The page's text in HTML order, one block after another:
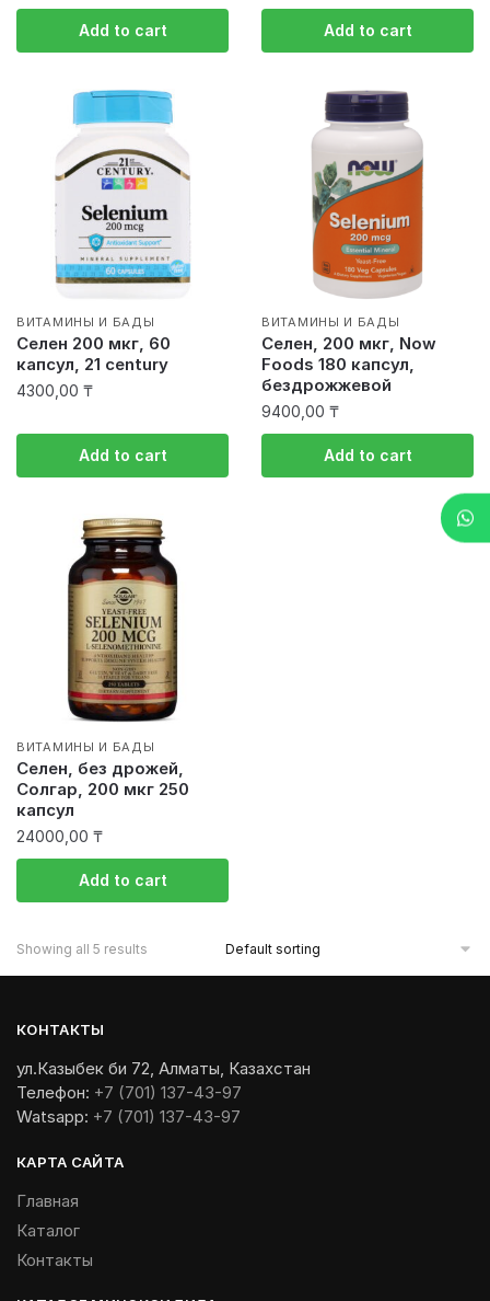
Add to cart Add to cart
ВИТАМИНЫ И БАДЫ
Селен 200 мкг, 60
капсул, 21 century
4300,00 ₸
Add to cart
ВИТАМИНЫ И БАДЫ
Селен, 200 мкг, Now
Foods 180 капсул,
бездрожжевой
9400,00 ₸
Add to cart
ВИТАМИНЫ И БАДЫ
Селен, без дрожей,
Солгар, 200 мкг 250
капсул
24000,00 ₸
Add to cart
Showing all 5 results
КОНТАКТЫ
ул.Казыбек би 72, Алматы, Казахстан
Телефон: +7 (701) 137-43-97
Watsapp: +7 (701) 137-43-97
КАРТА САЙТА
Главная
Каталог
Контакты